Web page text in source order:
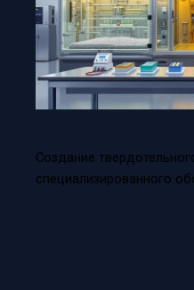
Создание
специализированного